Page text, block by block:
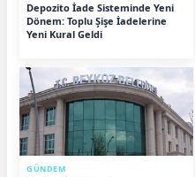
Depozito İade Sisteminde Yeni
Dönem: Toplu Şişe İadelerine
Yeni Kural Geldi
GÜNDEM